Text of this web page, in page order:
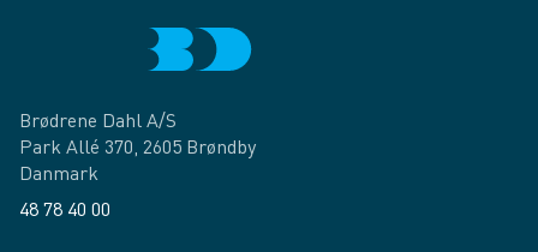
Brødrene Dahl A/S
Park Allé 370, 2605 Brøndby
Danmark
48 78 40 00